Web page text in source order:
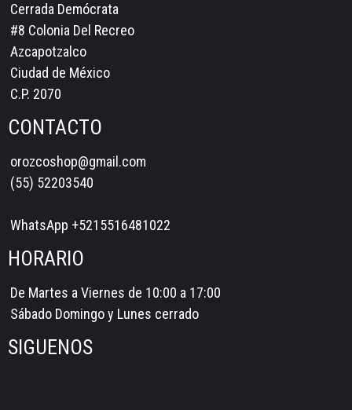
Cerrada Demócrata
#8 Colonia Del Recreo
Azcapotzalco
Ciudad de México
C.P. 2070
CONTACTO
orozcoshop@gmail.com
(55) 52203540
WhatsApp +5215516481022
HORARIO
De Martes a Viernes de 10:00 a 17:00
Sábado Domingo y Lunes cerrado
SIGUENOS